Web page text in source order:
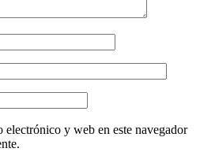
electrónico y web en este navegador